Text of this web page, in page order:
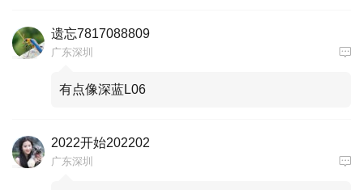
遗忘7817088809
广东深圳
有点像深蓝L06
2022开始202202
广东深圳